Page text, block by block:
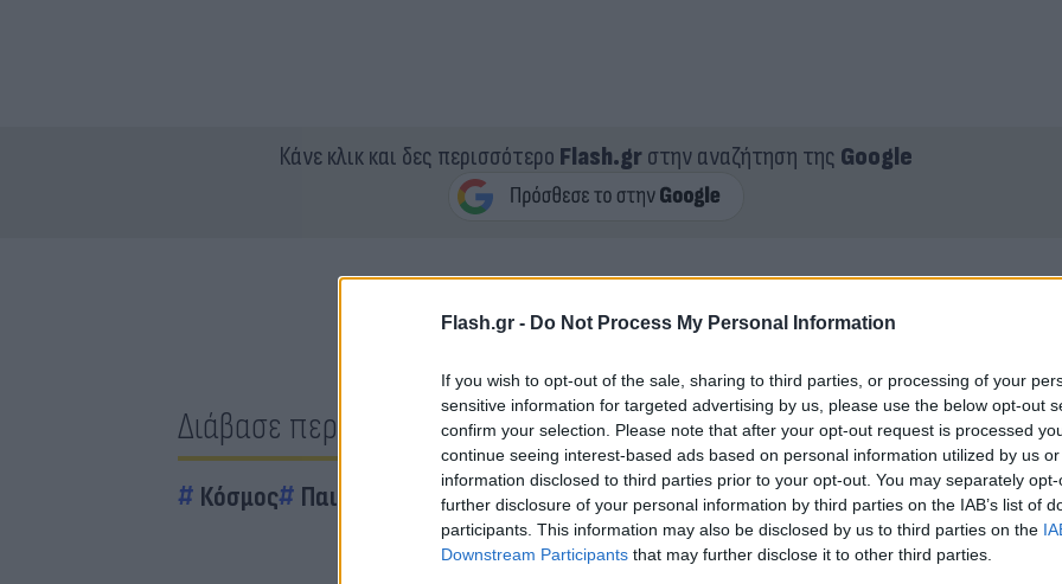
Flash.gr - Do Not Process My Personal Information
If you wish to opt-out of the sale, sharing to third parties, or processing of your
sensitive information for targeted advertising by us, please use the below opt-out
confirm your selection. Please note that after your opt-out request is processed
continue seeing interest-based ads based on personal information utilized by us
information disclosed to third parties prior to your opt-out. You may separately
further disclosure of your personal information by third parties on the IAB’s list of
participants. This information may also be disclosed by us to third parties on the
Downstream Participants that may further disclose it to other third parties.
Κάνε κλικ και δες περισσότερο Flash.grστην αναζήτηση της Google
Διάβασε περισσότερα
Κόσμος Παιδιά Αγία Σοφία